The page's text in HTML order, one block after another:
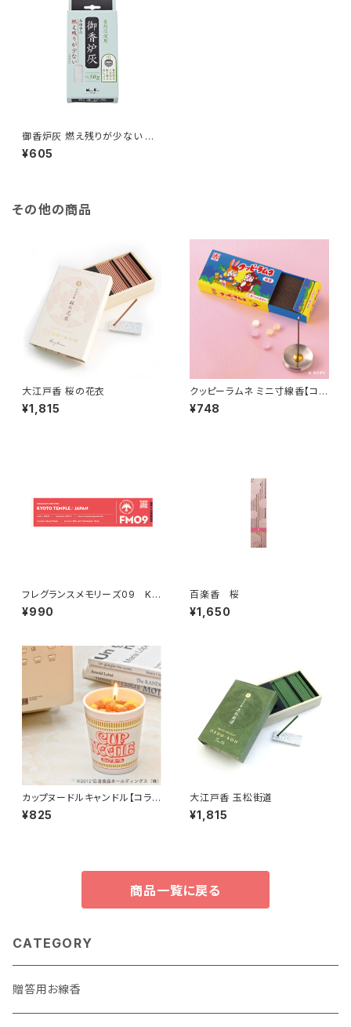
御香炉灰 燃え残りが少ない 約5
0g
¥605
その他の商品
大江戸香 桜の花衣
¥1,815
クッピーラムネ ミニ寸線香【コラ
ボ商品】
¥748
フレグランスメモリーズ09 KY
OTO TEMPLE
¥990
百楽香 桜
¥1,650
カップヌードルキャンドル【コラ
ボ商品】
¥825
大江戸香 玉松街道
¥1,815
商品一覧に戻る
CATEGORY
贈答用お線香